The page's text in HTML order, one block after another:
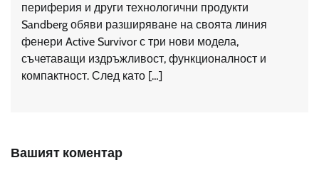
периферия и други технологични продукти
Sandberg обяви разширяване на своята линия
фенери Active Survivor с три нови модела,
съчетаващи издръжливост, функционалност и
компактност. След като […]
Вашият коментар